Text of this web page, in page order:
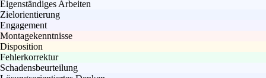
Eigenständiges Arbeiten
Zielorientierung
Engagement
Montagekenntnisse
Disposition
Fehlerkorrektur
Schadensbeurteilung